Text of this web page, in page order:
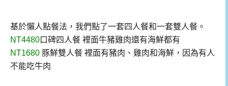
基於懶人點餐法，我們點了一套四人餐和一套雙人餐。
NT4480口碑四人餐 裡面牛豬雞肉還有海鮮都有
NT1680 豚鮮雙人餐 裡面有豬肉、雞肉和海鮮，因為有人
不能吃牛肉